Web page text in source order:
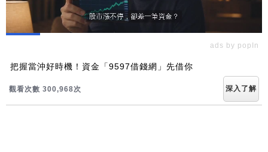
ads by popIn
把握當沖好時機！資金「9597借錢網」先借你
觀看次數 300,976次 深入了解